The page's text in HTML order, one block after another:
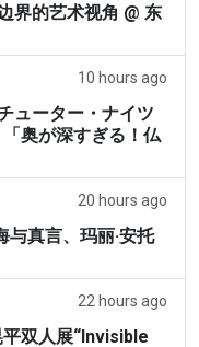
界的艺术视角 @ 东
10 hours ago
ューター・ナイツ
奥が深すぎる！仏
20 hours ago
真言、玛丽·安托
22 hours ago
双人展“Invisible